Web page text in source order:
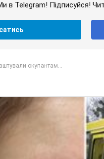
в Telegram! Підписуйся!
окупантам...